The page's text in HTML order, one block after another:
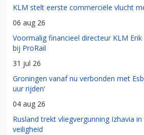
KLM stelt eerste commerciële vlucht
06 aug 26
Voormalig financieel directeur KLM
bij ProRail
31 jul 26
Groningen vanaf nu verbonden met
uur rijden'
04 aug 26
Rusland trekt vliegvergunning Izhavia
veiligheid